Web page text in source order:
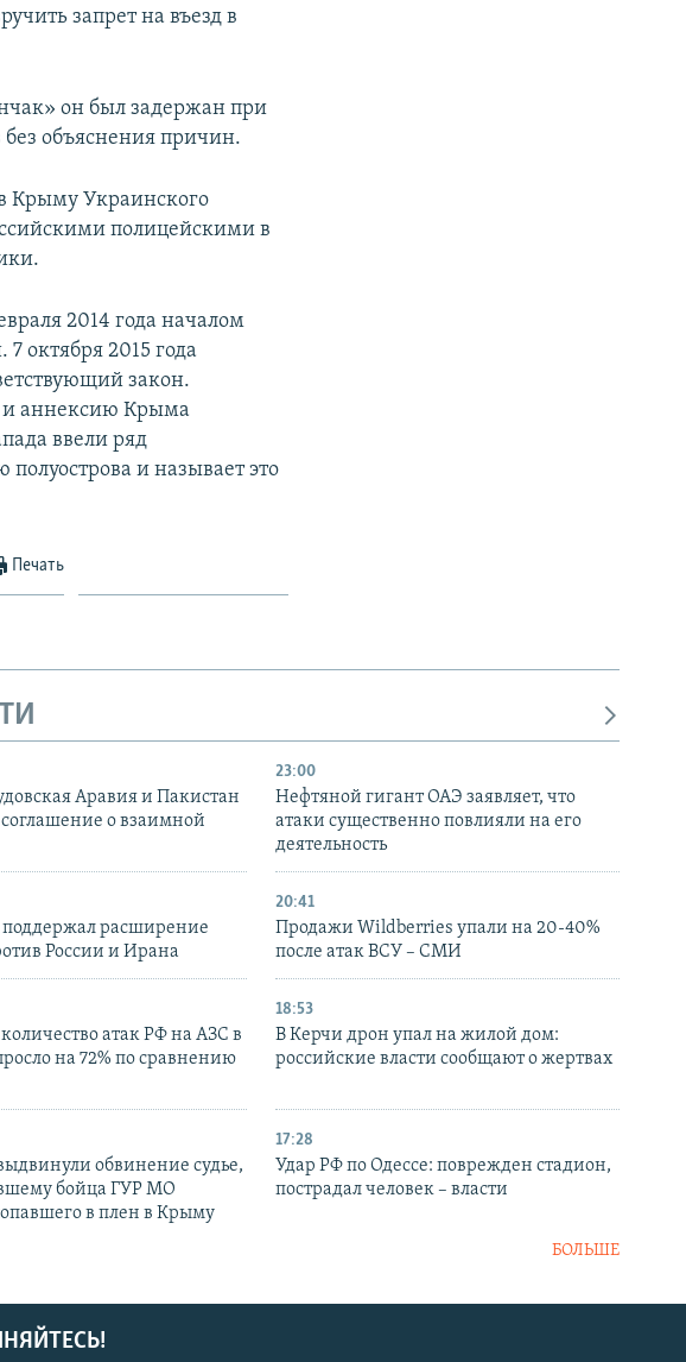
запрет на въезд в
он был задержан при
без объяснения причин.
Крыму Украинского
полицейскими в
2014 года началом
октября 2015 года
закон.
аннексию Крыма
ввели ряд
и называет это
Печать
Аравия и Пакистан
о взаимной
23:00
Нефтяной гигант ОАЭ заявляет, что
атаки существенно повлияли на его
деятельность
расширение
России и Ирана
20:41
Продажи Wildberries упали на 20-40%
после атак ВСУ – СМИ
атак РФ на АЗС в
на 72% по сравнению
18:53
В Керчи дрон упал на жилой дом:
российские власти сообщают о жертвах
обвинение судье,
бойца ГУР МО
в плен в Крыму
17:28
Удар РФ по Одессе: поврежден стадион,
пострадал человек – власти
БОЛЬШЕ